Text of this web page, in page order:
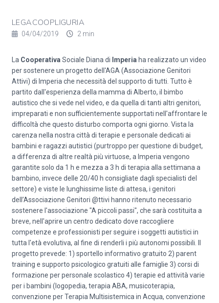
LEGACOOPLIGURIA
04/04/2019 2 min
La Cooperativa Sociale Diana di Imperia ha realizzato un video
per sostenere un progetto dell'AGA (Associazione Genitori
Attivi) di Imperia che necessità del supporto di tutti. Tutto è
partito dall'esperienza della mamma di Alberto, il bimbo
autistico che si vede nel video, e da quella di tanti altri genitori,
impreparati e non sufficientemente supportati nell'affrontare le
difficoltà che questo disturbo comporta ogni giorno. Vista la
carenza nella nostra città di terapie e personale dedicati ai
bambini e ragazzi autistici (purtroppo per questione di budget,
a differenza di altre realtà più virtuose, a Imperia vengono
garantite solo da 1 h e mezza a 3 h di terapia alla settimana a
bambino, invece delle 20/40 h consigliate dagli specialisti del
settore) e viste le lunghissime liste di attesa, i genitori
dell’Associazione Genitori @ttivi hanno ritenuto necessario
sostenere l'associazione "A piccoli passi", che sarà costituita a
breve, nell'aprire un centro dedicato dove raccogliere
competenze e professionisti per seguire i soggetti autistici in
tutta l'età evolutiva, al fine di renderli i più autonomi possibili. Il
progetto prevede: 1) sportello informativo gratuito 2) parent
training e supporto psicologico gratuiti alle famiglie 3) corsi di
formazione per personale scolastico 4) terapie ed attività varie
per i bambini (logopedia, terapia ABA, musicoterapia,
convenzione per Terapia Multisistemica in Acqua, convenzione